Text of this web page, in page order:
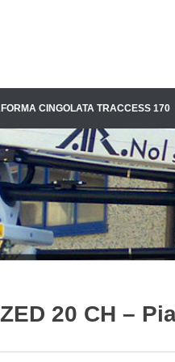
CINGOLATA TRACCESS 170
ZED 20 CH –